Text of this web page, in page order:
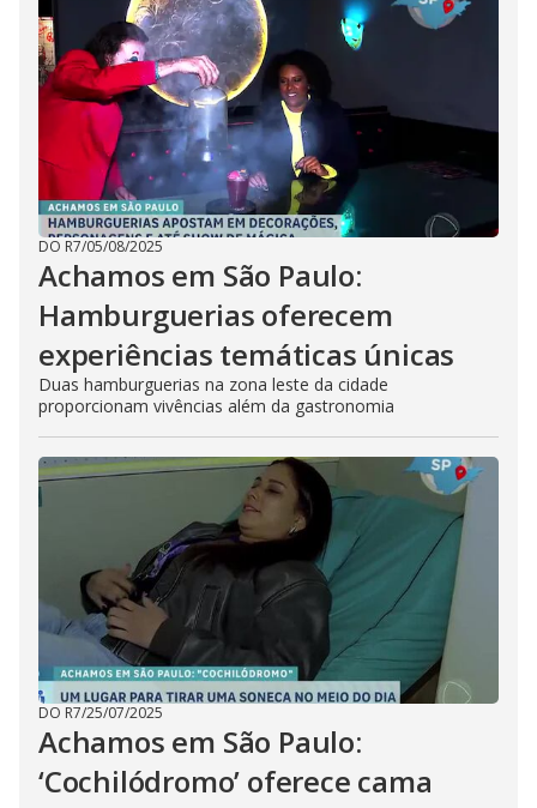
DO R7/05/08/2025
Achamos em São Paulo:
Hamburguerias oferecem
experiências temáticas únicas
Duas hamburguerias na zona leste da cidade
proporcionam vivências além da gastronomia
DO R7/25/07/2025
Achamos em São Paulo:
‘Cochilódromo’ oferece cama